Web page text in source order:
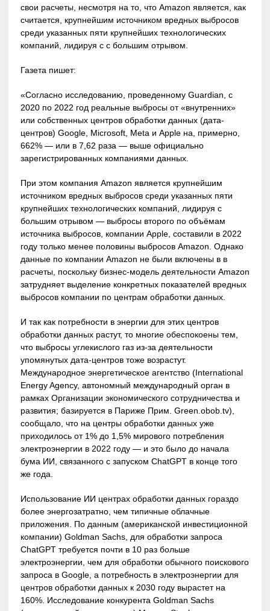
свои расчеты, несмотря на то, что Amazon является, как
считается, крупнейшим источником вредных выбросов
среди указанных пяти крупнейших технологических
компаний, лидируя с с большим отрывом.
Газета пишет:
«Согласно исследованию, проведенному Guardian, с
2020 по 2022 год реальные выбросы от «внутренних»
или собственных центров обработки данных (дата-
центров) Google, Microsoft, Meta и Apple на, примерно,
662% — или в 7,62 раза — выше официально
зарегистрированных компаниями данных.
При этом компания Amazon является крупнейшим
источником вредных выбросов среди указанных пяти
крупнейших технологических компаний, лидируя с
большим отрывом — выбросы второго по объёмам
источника выбросов, компании Apple, составили в 2022
году только менее половины выбросов Amazon. Однако
данные по компании Amazon не были включены в в
расчеты, поскольку бизнес-модель деятельности Amazon
затрудняет выделение конкретных показателей вредных
выбросов компании по центрам обработки данных.
И так как потребности в энергии для этих центров
обработки данных растут, то многие обеспокоены тем,
что выбросы углекислого газ из-за деятельности
упомянутых дата-центров тоже возрастут.
Международное энергетическое агентство (International
Energy Agency, автономный международный орган в
рамках Организации экономического сотрудничества и
развития; базируется в Париже Прим. Green.obob.tv),
сообщало, что на центры обработки данных уже
приходилось от 1% до 1,5% мирового потребления
электроэнергии в 2022 году — и это было до начала
бума ИИ, связанного с запуском ChatGPT в конце того
же года.
Использование ИИ центрах обработки данных гораздо
более энергозатратно, чем типичные облачные
приложения. По данным (американской инвестиционной
компании) Goldman Sachs, для обработки запроса
ChatGPT требуется почти в 10 раз больше
электроэнергии, чем для обработки обычного поискового
запроса в Google, а потребность в электроэнергии для
центров обработки данных к 2030 году вырастет на
160%. Исследование конкурента Goldman Sachs